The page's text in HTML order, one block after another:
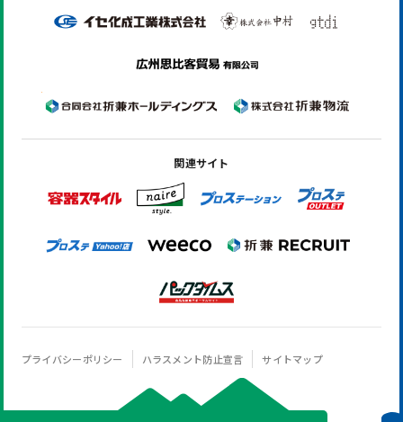
関連サイト
プライバシーポリシー ハラスメント防止宣言 サイトマップ